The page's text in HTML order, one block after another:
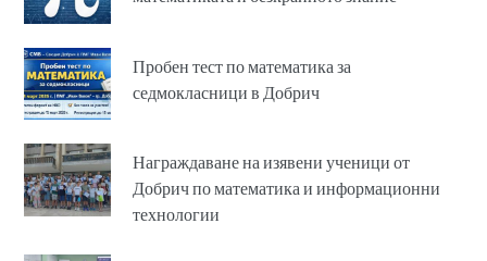
Пробен тест по математика за
седмокласници в Добрич
Награждаване на изявени ученици от
Добрич по математика и информационни
технологии